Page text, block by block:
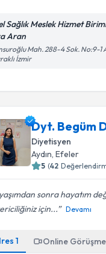
Sağlık Meslek Hizmet
Aran
Mah. 288-4 Sok. No:9-1
İzmir
Dyt. Begüm
Diyetisyen
Aydın, Efeler
5 (42
sonra hayatım
için...
Devamı
1 Online Görüşme